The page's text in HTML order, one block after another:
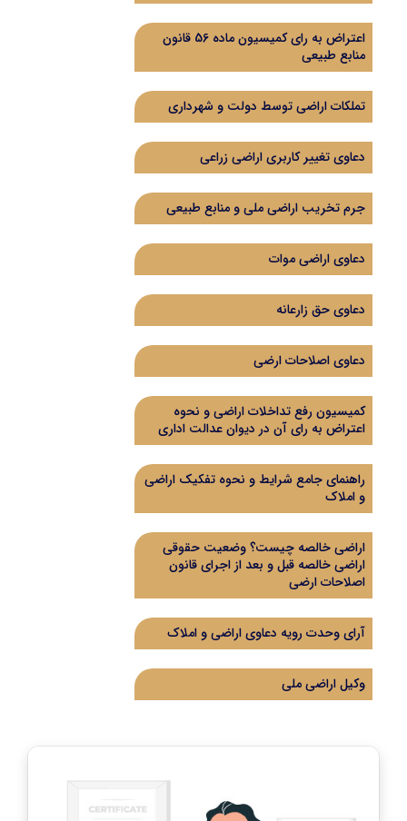
اعتراض به رای کمیسیون ماده 56 قانون
منابع طبیعی
تملکات اراضی توسط دولت و شهرداری
دعاوی تغییر کاربری اراضی زراعی
جرم تخریب اراضی ملی و منابع طبیعی
دعاوی اراضی موات
دعاوی حق زارعانه
دعاوی اصلاحات ارضی
کمیسیون رفع تداخلات اراضی و نحوه
اعتراض به رای آن در دیوان عدالت اداری
راهنمای جامع شرایط و نحوه تفکیک اراضی
و املاک
اراضی خالصه چیست؟ وضعیت حقوقی
اراضی خالصه قبل و بعد از اجرای قانون
اصلاحات ارضی
آرای وحدت رویه دعاوی اراضی و املاک
وکیل اراضی ملی